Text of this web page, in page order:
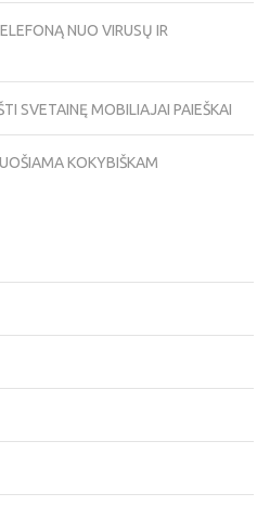
NUO VIRUSŲ IR
SVETAINĘ MOBILIAJAI PAIEŠKAI
KOKYBIŠKAM